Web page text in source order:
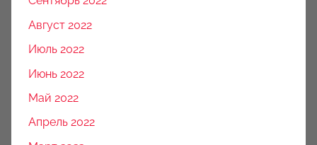
Август 2022
Июль 2022
Июнь 2022
Май 2022
Апрель 2022